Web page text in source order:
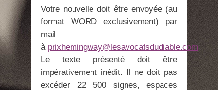
Votre nouvelle doit être envoyée (au
format WORD exclusivement) par
mail
à prixhemingway@lesavocatsdudiable.com
Le texte présenté doit être
impérativement inédit. Il ne doit pas
excéder 22 500 signes, espaces